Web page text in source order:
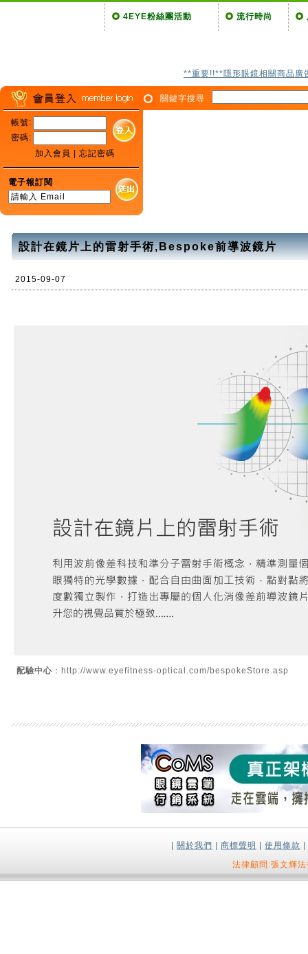
4EYE粉絲團活動 流行時尚
**重要!!**隱形眼鏡相關商品廣
帳號:
密碼:
加入會員
忘記密碼
電子報訂閱
關鍵字搜尋
設計在鏡片上的雷射手術,Bespoke前導波鏡片
2015-09-07
配驗中心 ：http://www.eyefitness-optical.com/bespokeStore.asp
關於我們 商標聲明 使用條款
法律顧問:張文輝